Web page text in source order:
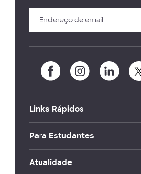
Links Rápidos
Para Estudantes
Atualidade